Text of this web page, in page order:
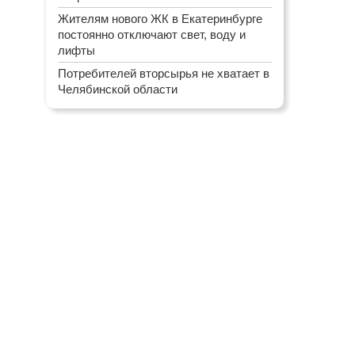
Жителям нового ЖК в Екатеринбурге
постоянно отключают свет, воду и
лифты
Потребителей вторсырья не хватает в
Челябинской области